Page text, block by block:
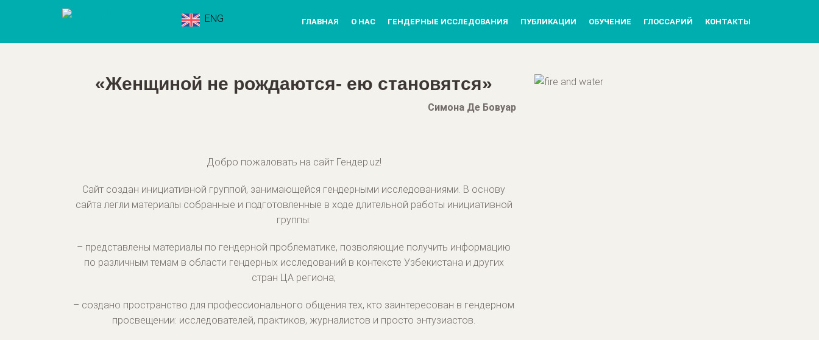
ENG ГЛАВНАЯ О НАС ГЕНДЕРНЫЕ ИССЛЕДОВАНИЯ ПУБЛИКАЦИИ ОБУЧЕНИЕ ГЛОССАРИЙ КОНТАКТЫ
«Женщиной не рождаются- ею становятся»
Симона Де Бовуар
Добро пожаловать на сайт Гендер.uz!
Сайт создан инициативной группой, занимающейся гендерными исследованиями. В основу
сайта легли материалы собранные и подготовленные в ходе длительной работы инициативной
группы:
– представлены материалы по гендерной проблематике, позволяющие получить информацию
по различным темам в области гендерных исследований в контексте Узбекистана и других
стран ЦА региона;
– создано пространство для профессионального общения тех, кто заинтересован в гендерном
просвещении: исследователей, практиков, журналистов и просто энтузиастов.